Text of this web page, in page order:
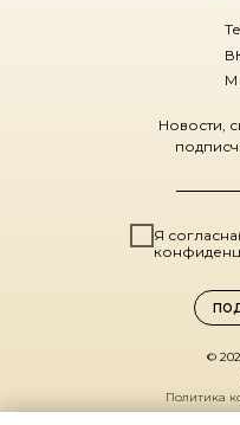
Я
Новости,
Политика
©